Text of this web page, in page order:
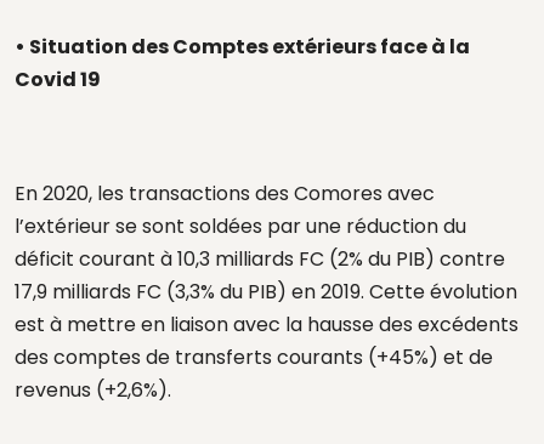
• Situation des Comptes extérieurs face à la
Covid 19
En 2020, les transactions des Comores avec
l’extérieur se sont soldées par une réduction du
déficit courant à 10,3 milliards FC (2% du PIB) contre
17,9 milliards FC (3,3% du PIB) en 2019. Cette évolution
est à mettre en liaison avec la hausse des excédents
des comptes de transferts courants (+45%) et de
revenus (+2,6%).